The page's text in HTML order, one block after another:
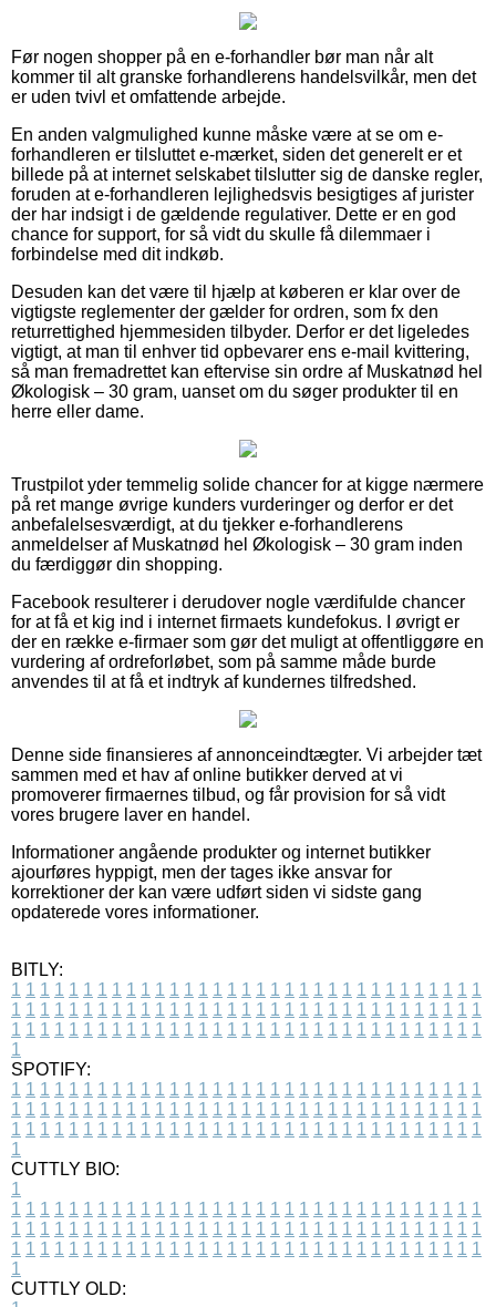
Før nogen shopper på en e-forhandler bør man når alt
kommer til alt granske forhandlerens handelsvilkår, men det
er uden tvivl et omfattende arbejde.
En anden valgmulighed kunne måske være at se om e-
forhandleren er tilsluttet e-mærket, siden det generelt er et
billede på at internet selskabet tilslutter sig de danske regler,
foruden at e-forhandleren lejlighedsvis besigtiges af jurister
der har indsigt i de gældende regulativer. Dette er en god
chance for support, for så vidt du skulle få dilemmaer i
forbindelse med dit indkøb.
Desuden kan det være til hjælp at køberen er klar over de
vigtigste reglementer der gælder for ordren, som fx den
returrettighed hjemmesiden tilbyder. Derfor er det ligeledes
vigtigt, at man til enhver tid opbevarer ens e-mail kvittering,
så man fremadrettet kan eftervise sin ordre af Muskatnød hel
Økologisk – 30 gram, uanset om du søger produkter til en
herre eller dame.
Trustpilot yder temmelig solide chancer for at kigge nærmere
på ret mange øvrige kunders vurderinger og derfor er det
anbefalelsesværdigt, at du tjekker e-forhandlerens
anmeldelser af Muskatnød hel Økologisk – 30 gram inden
du færdiggør din shopping.
Facebook resulterer i derudover nogle værdifulde chancer
for at få et kig ind i internet firmaets kundefokus. I øvrigt er
der en række e-firmaer som gør det muligt at offentliggøre en
vurdering af ordreforløbet, som på samme måde burde
anvendes til at få et indtryk af kundernes tilfredshed.
Denne side finansieres af annonceindtægter. Vi arbejder tæt
sammen med et hav af online butikker derved at vi
promoverer firmaernes tilbud, og får provision for så vidt
vores brugere laver en handel.
Informationer angående produkter og internet butikker
ajourføres hyppigt, men der tages ikke ansvar for
korrektioner der kan være udført siden vi sidste gang
opdaterede vores informationer.
BITLY:
1 1 1 1 1 1 1 1 1 1 1 1 1 1 1 1 1 1 1 1 1 1 1 1 1 1 1 1 1 1 1 1 1
1 1 1 1 1 1 1 1 1 1 1 1 1 1 1 1 1 1 1 1 1 1 1 1 1 1 1 1 1 1 1 1 1
1 1 1 1 1 1 1 1 1 1 1 1 1 1 1 1 1 1 1 1 1 1 1 1 1 1 1 1 1 1 1 1 1
1
SPOTIFY:
1 1 1 1 1 1 1 1 1 1 1 1 1 1 1 1 1 1 1 1 1 1 1 1 1 1 1 1 1 1 1 1 1
1 1 1 1 1 1 1 1 1 1 1 1 1 1 1 1 1 1 1 1 1 1 1 1 1 1 1 1 1 1 1 1 1
1 1 1 1 1 1 1 1 1 1 1 1 1 1 1 1 1 1 1 1 1 1 1 1 1 1 1 1 1 1 1 1 1
1
CUTTLY BIO:
1
1 1 1 1 1 1 1 1 1 1 1 1 1 1 1 1 1 1 1 1 1 1 1 1 1 1 1 1 1 1 1 1 1
1 1 1 1 1 1 1 1 1 1 1 1 1 1 1 1 1 1 1 1 1 1 1 1 1 1 1 1 1 1 1 1 1
1 1 1 1 1 1 1 1 1 1 1 1 1 1 1 1 1 1 1 1 1 1 1 1 1 1 1 1 1 1 1 1 1
1
CUTTLY OLD: